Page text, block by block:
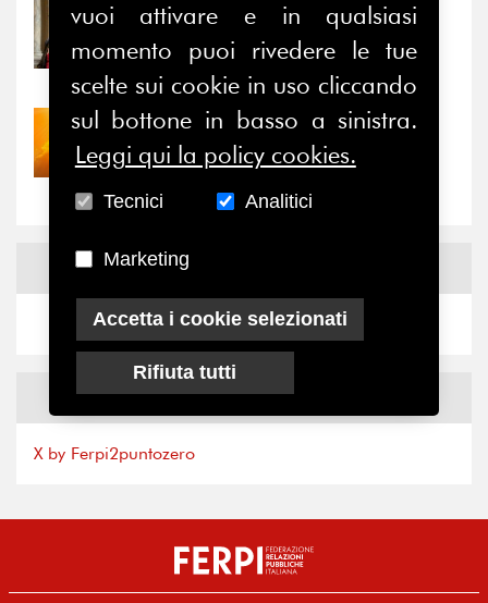
31/07/2026
Prima della pausa estiva,
il valore di...
30/07/2026
Nove anni dopo la
“grande cecità”: la...
News
NewsX
X by Ferpi2puntozero
vuoi attivare e in qualsiasi
momento puoi rivedere le tue
scelte sui cookie in uso cliccando
sul bottone in basso a sinistra.
Leggi qui la policy cookies.
Tecnici Analitici
Marketing
Accetta i cookie selezionati
Rifiuta tutti